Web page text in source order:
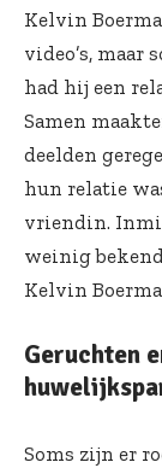
Kelvin
video’s, maar
had hij een
Samen
deelden
hun relatie
vriendin.
weinig
Kelvin
Geruchten
Soms zijn er